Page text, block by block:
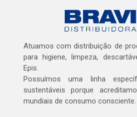
Atuamos com distribuição de
para higiene, limpeza,
Epis.
Possuímos uma linha
sustentáveis porque
mundiais de consumo consciente.